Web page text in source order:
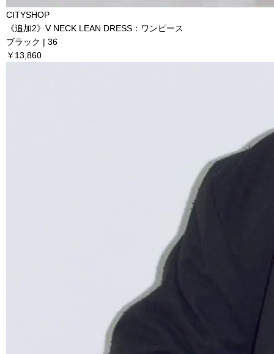
CITYSHOP
《追加2》V NECK LEAN DRESS：ワンピース
ブラック | 36
￥13,860